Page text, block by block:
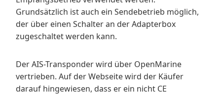
Grundsätzlich ist auch ein Sendebetrieb möglich,
der über einen Schalter an der Adapterbox
zugeschaltet werden kann.
Der AIS-Transponder wird über OpenMarine
vertrieben. Auf der Webseite wird der Käufer
darauf hingewiesen, dass er ein nicht CE